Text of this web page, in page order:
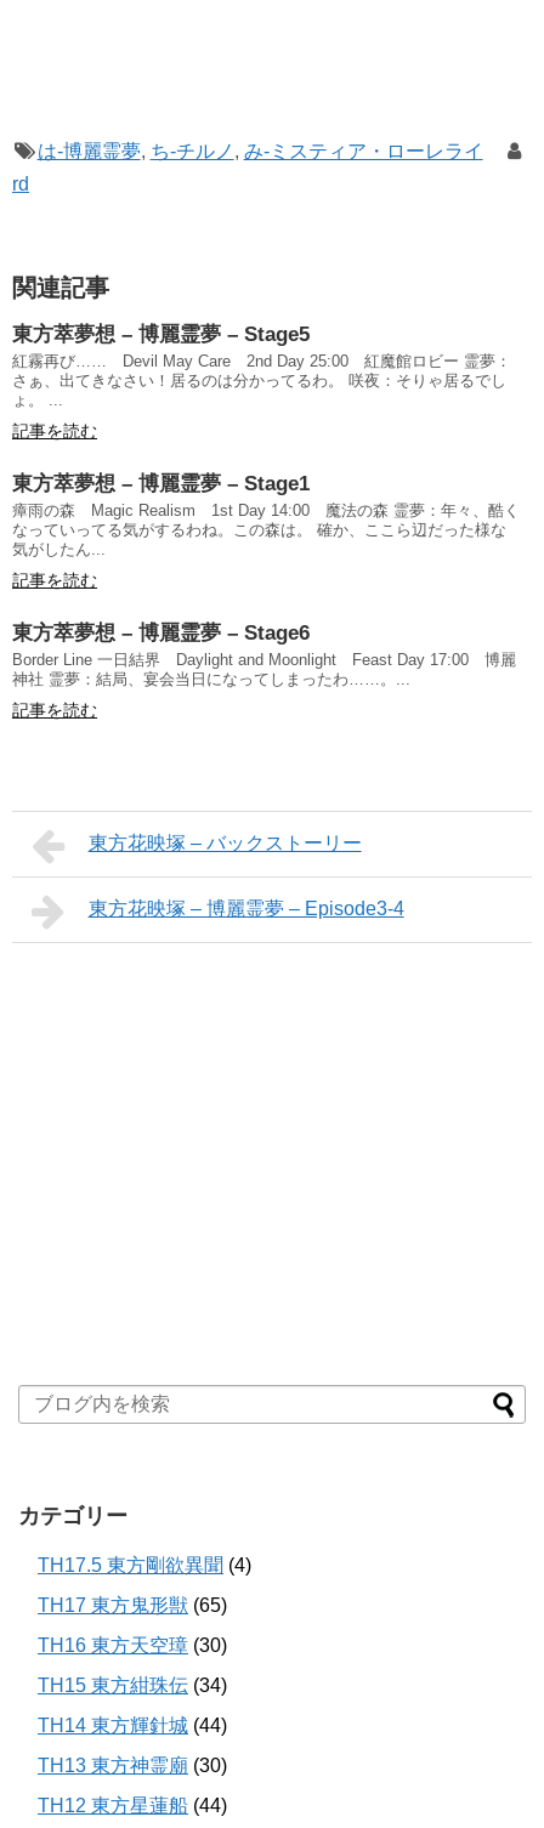
は-博麗霊夢, ち-チルノ , み-ミスティア・ローレライ
rd
関連記事
東方萃夢想 – 博麗霊夢 – Stage5
紅霧再び…… Devil May Care 2nd Day 25:00 紅魔館ロビー 霊夢：
さぁ、出てきなさい！居るのは分かってるわ。 咲夜：そりゃ居るでし
ょ。 ...
記事を読む
東方萃夢想 – 博麗霊夢 – Stage1
瘴雨の森 Magic Realism 1st Day 14:00 魔法の森 霊夢：年々、酷く
なっていってる気がするわね。この森は。 確か、ここら辺だった様な
気がしたん...
記事を読む
東方萃夢想 – 博麗霊夢 – Stage6
Border Line 一日結界 Daylight and Moonlight Feast Day 17:00 博麗
神社 霊夢：結局、宴会当日になってしまったわ……。...
記事を読む
東方花映塚 – バックストーリー
東方花映塚 – 博麗霊夢 – Episode3-4
カテゴリー
TH17.5 東方剛欲異聞 (4)
TH17 東方鬼形獣 (65)
TH16 東方天空璋 (30)
TH15 東方紺珠伝 (34)
TH14 東方輝針城 (44)
TH13 東方神霊廟 (30)
TH12 東方星蓮船 (44)